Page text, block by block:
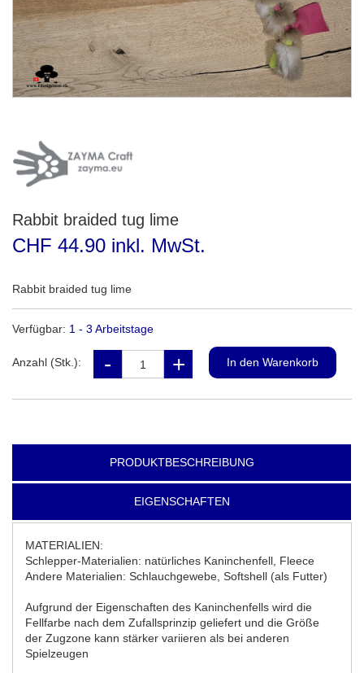
Rabbit braided tug lime
CHF 44.90 inkl. MwSt.
Rabbit braided tug lime
Verfügbar: 1 - 3 Arbeitstage
Anzahl (Stk.):
PRODUKTBESCHREIBUNG
EIGENSCHAFTEN
MATERIALIEN:
Schlepper-Materialien: natürliches Kaninchenfell, Fleece
Andere Materialien: Schlauchgewebe, Softshell (als Futter)
Aufgrund der Eigenschaften des Kaninchenfells wird die
Fellfarbe nach dem Zufallsprinzip geliefert und die Größe
der Zugzone kann stärker variieren als bei anderen
Spielzeugen